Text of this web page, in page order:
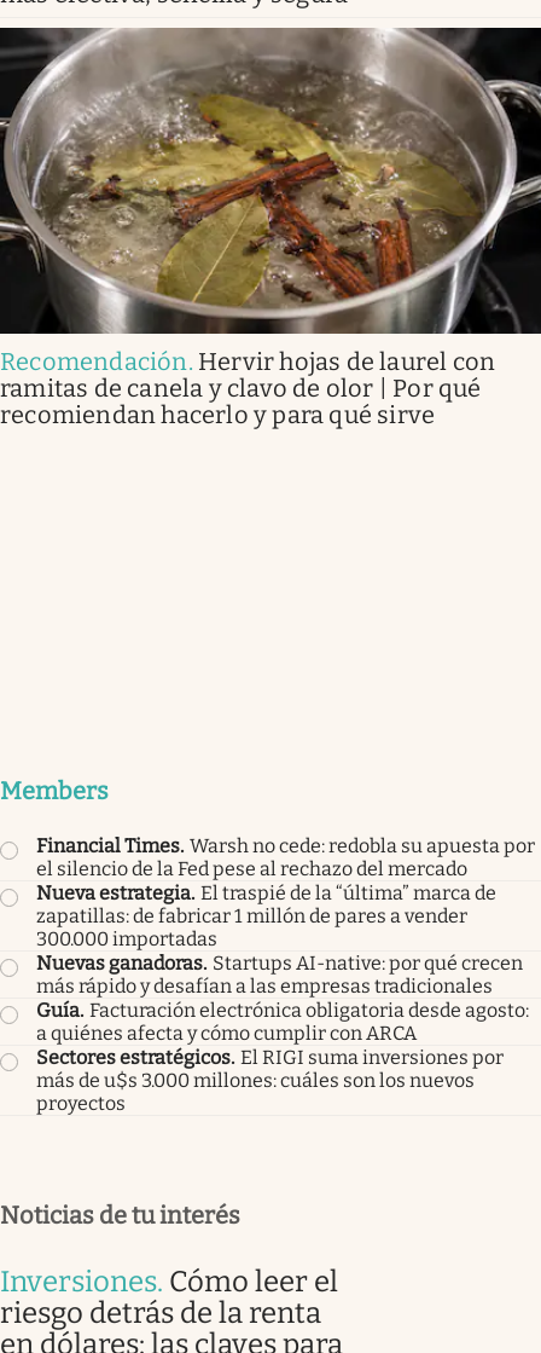
Recomendación. Hervir hojas de laurel con
ramitas de canela y clavo de olor | Por qué
recomiendan hacerlo y para qué sirve
Members
Financial Times. Warsh no cede: redobla su apuesta por
el silencio de la Fed pese al rechazo del mercado
Nueva estrategia. El traspié de la “última” marca de
zapatillas: de fabricar 1 millón de pares a vender
300.000 importadas
Nuevas ganadoras. Startups AI-native: por qué crecen
más rápido y desafían a las empresas tradicionales
Guía. Facturación electrónica obligatoria desde agosto:
a quiénes afecta y cómo cumplir con ARCA
Sectores estratégicos. El RIGI suma inversiones por
más de u$s 3.000 millones: cuáles son los nuevos
proyectos
Noticias de tu interés
Inversiones. Cómo leer el
riesgo detrás de la renta
en dólares: las claves para